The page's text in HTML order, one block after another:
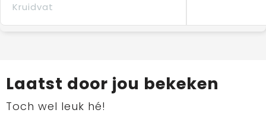
Kruidvat
Laatst door jou bekeken
Toch wel leuk hé!